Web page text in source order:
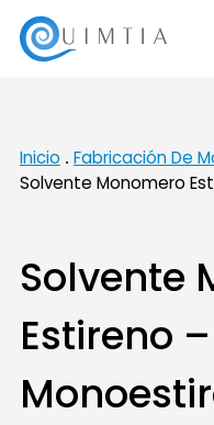
Inicio
Fabricación De
Solvente Monomero
Solvente
Estireno –